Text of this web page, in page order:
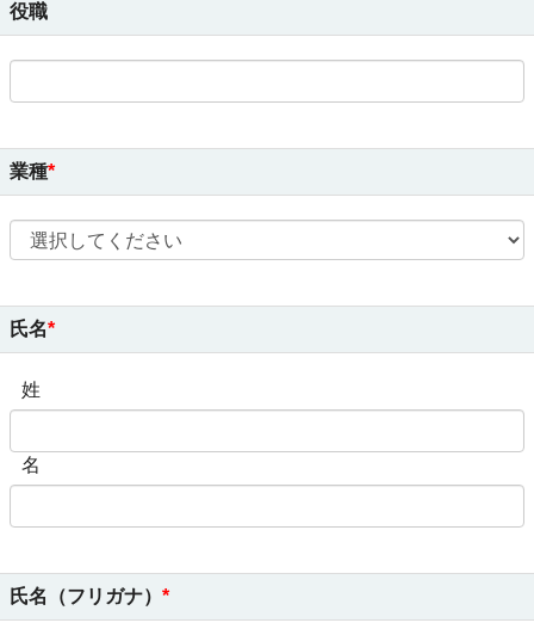
役職
業種
氏名
姓
名
氏名（フリガナ）